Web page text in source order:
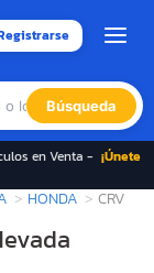
Búsqueda
en Venta - ¡Únete
HONDA CRV